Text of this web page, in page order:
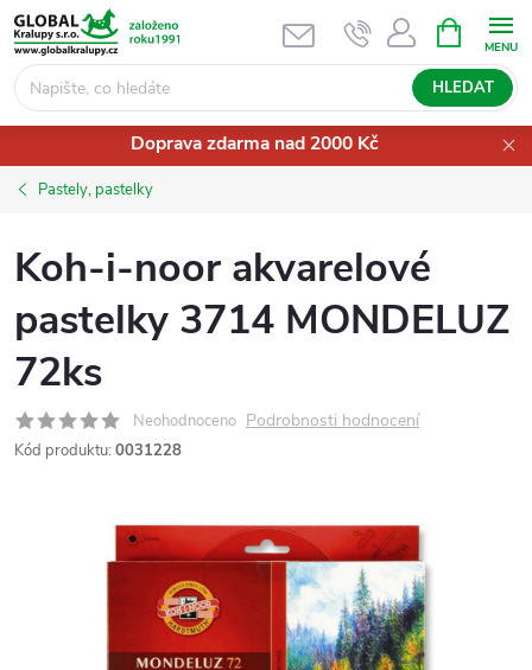
Přejít
na
obsah
HLEDAT
NÁKUPNÍ
KOŠÍK
Doprava zdarma nad 2000 Kč
Pastely, pastelky
Koh-i-noor akvarelové
pastelky 3714 MONDELUZ
72ks
Neohodnoceno Podrobnosti hodnocení
Kód produktu: 0031228